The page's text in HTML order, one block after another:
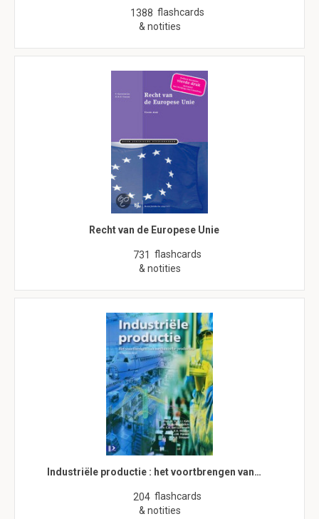
1388 flashcards
& notities
Recht van de Europese Unie
731 flashcards
& notities
Industriële productie : het voortbrengen van…
204 flashcards
& notities